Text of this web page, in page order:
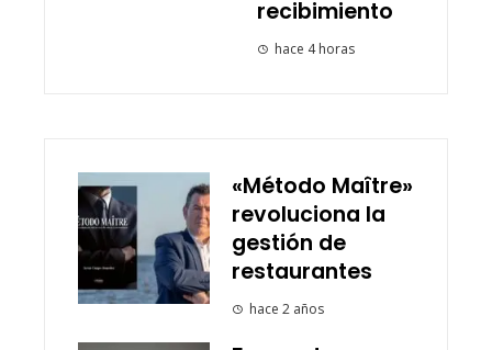
recibimiento
hace 4 horas
«Método Maître»
revoluciona la
gestión de
restaurantes
hace 2 años